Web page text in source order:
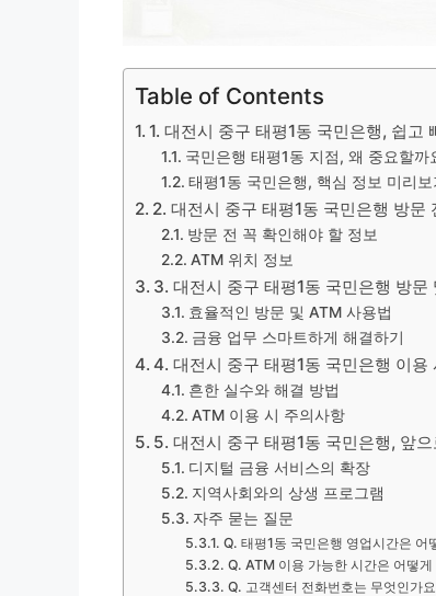
Table of Contents
1. 대전시 중구 태평1동 국민은행, 쉽고
국민은행 태평1동 지점, 왜 중요할까
태평1동 국민은행, 핵심 정보 미리보
2. 대전시 중구 태평1동 국민은행 방문
방문 전 꼭 확인해야 할 정보
ATM 위치 정보
3. 대전시 중구 태평1동 국민은행 방문
효율적인 방문 및 ATM 사용법
금융 업무 스마트하게 해결하기
4. 대전시 중구 태평1동 국민은행 이용
흔한 실수와 해결 방법
ATM 이용 시 주의사항
5. 대전시 중구 태평1동 국민은행, 앞
디지털 금융 서비스의 확장
지역사회와의 상생 프로그램
자주 묻는 질문
Q. 태평1동 국민은행 영업시간은 어
Q. ATM 이용 가능한 시간은 어떻게
Q. 고객센터 전화번호는 무엇인가